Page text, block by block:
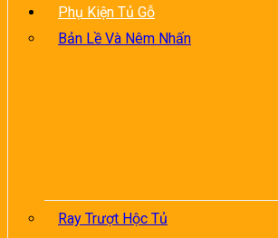
Phụ Kiện Tủ Gỗ
Bản Lề Và Nêm Nhấn
Ray Trượt Hộc Tủ